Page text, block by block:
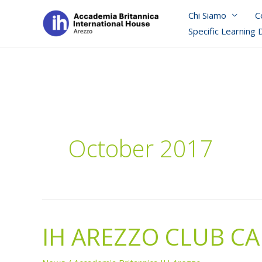
Chi Siamo
Specific Learning
October 2017
IH AREZZO CLUB
IH
AREZZO